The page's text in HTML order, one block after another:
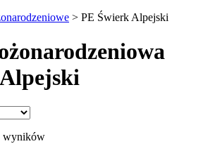
> PE Świerk Alpejski
wyników